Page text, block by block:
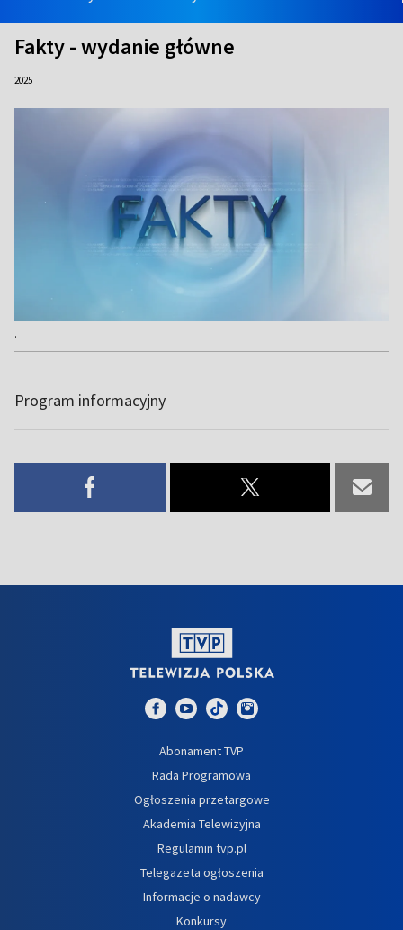
Fakty - wydanie główne
2025
.
Program informacyjny
Abonament TVP
Rada Programowa
Ogłoszenia przetargowe
Akademia Telewizyjna
Regulamin tvp.pl
Telegazeta ogłoszenia
Informacje o nadawcy
Konkursy